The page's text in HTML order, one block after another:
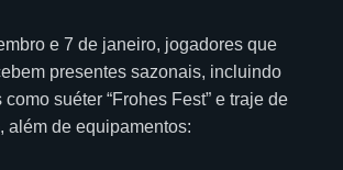
e 7 de janeiro, jogadores que
presentes sazonais, incluindo
suéter “Frohes Fest” e traje de
além de equipamentos: